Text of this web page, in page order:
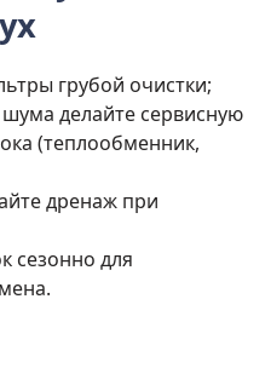
грубой очистки;
делайте сервисную
(теплообменник,
дренаж при
сезонно для